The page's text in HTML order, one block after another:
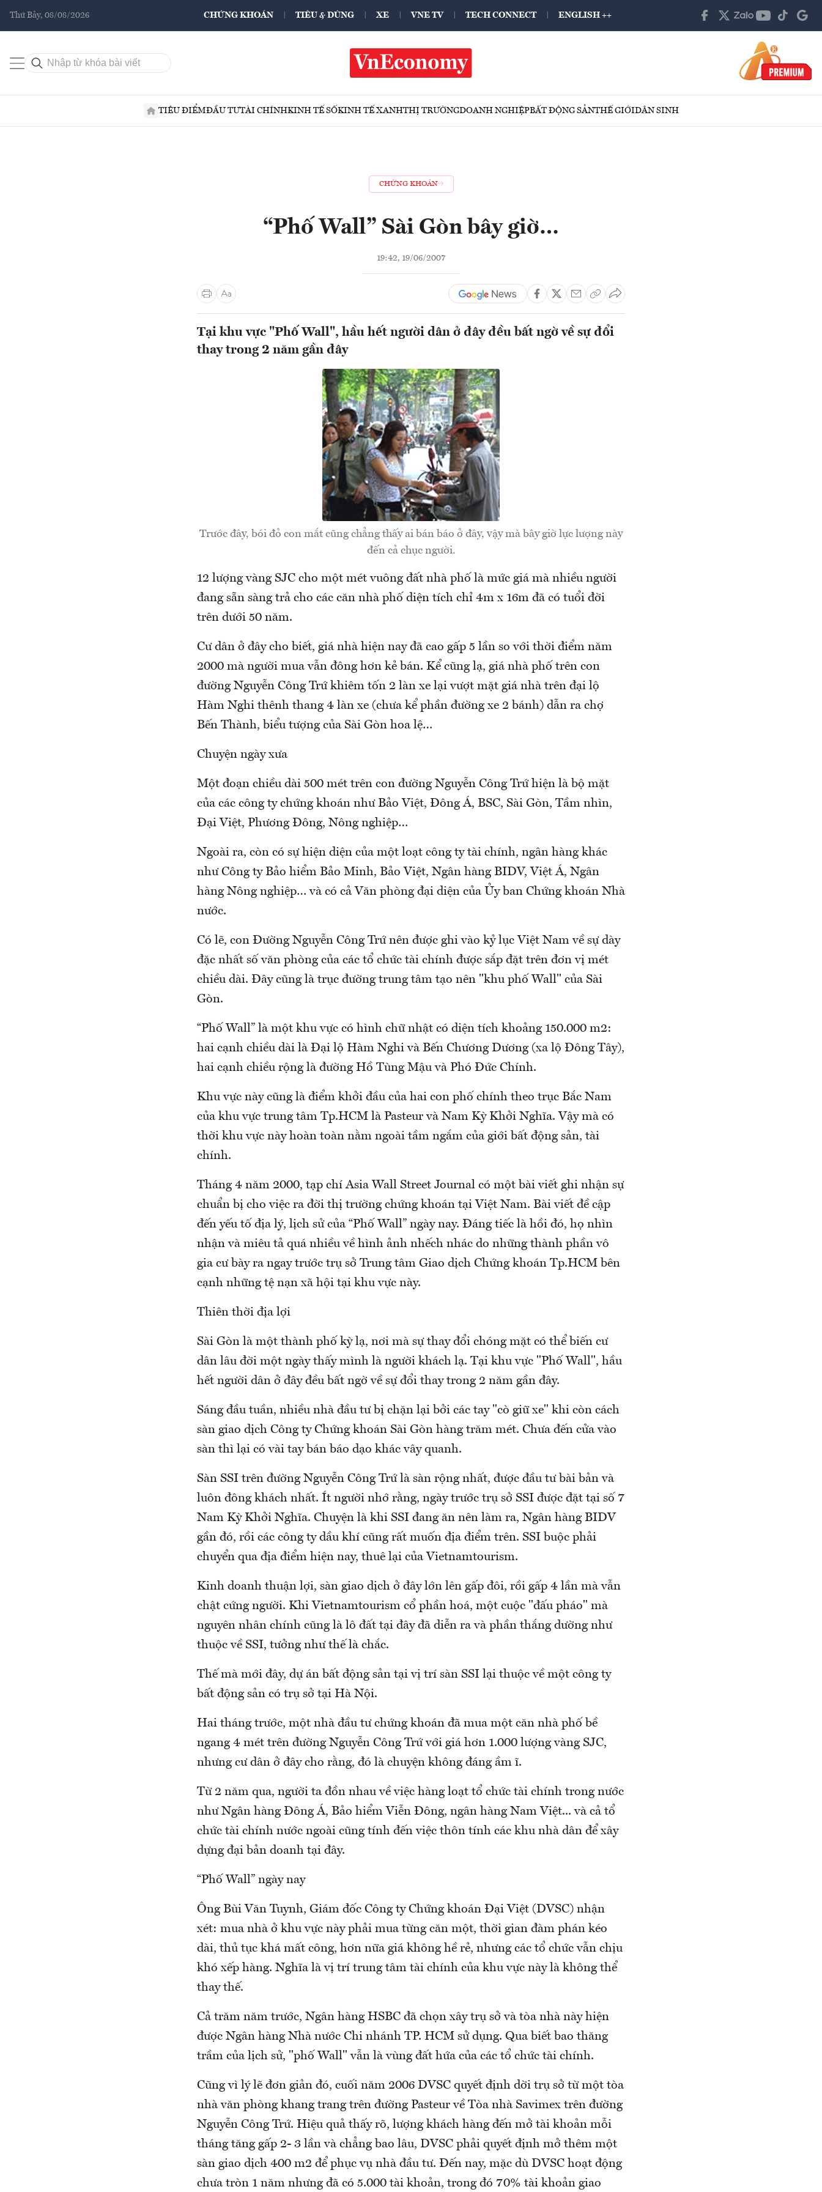
Thứ Bảy, 08/08/2026 CHỨNG KHOÁN TIÊU & DÙNG XE VNE TV TECH CONNECT ENGLISH ++
TIÊU ĐIỂMĐẦU TƯTÀI CHÍNHKINH TẾ SỐKINH TẾ XANHTHỊ TRƯỜNGDOANH NGHIỆPBẤT ĐỘNG SẢNTHẾ GIỚIDÂN SINH
CHỨNG KHOÁN
“Phố Wall” Sài Gòn bây giờ…
19:42, 19/06/2007
Tại khu vực "Phố Wall", hầu hết người dân ở đây đều bất ngờ về sự đổi
thay trong 2 năm gần đây
Trước đây, bói đỏ con mắt cũng chẳng thấy ai bán báo ở đây, vậy mà bây giờ lực lượng này
đến cả chục người.
12 lượng vàng SJC cho một mét vuông đất nhà phố là mức giá mà nhiều người
đang sẵn sàng trả cho các căn nhà phố diện tích chỉ 4m x 16m đã có tuổi đời
trên dưới 50 năm.
Cư dân ở đây cho biết, giá nhà hiện nay đã cao gấp 5 lần so với thời điểm năm
2000 mà người mua vẫn đông hơn kẻ bán. Kể cũng lạ, giá nhà phố trên con
đường Nguyễn Công Trứ khiêm tốn 2 làn xe lại vượt mặt giá nhà trên đại lộ
Hàm Nghi thênh thang 4 làn xe (chưa kể phần đường xe 2 bánh) dẫn ra chợ
Bến Thành, biểu tượng của Sài Gòn hoa lệ…
Chuyện ngày xưa
Một đoạn chiều dài 500 mét trên con đường Nguyễn Công Trứ hiện là bộ mặt
của các công ty chứng khoán như Bảo Việt, Đông Á, BSC, Sài Gòn, Tầm nhìn,
Đại Việt, Phương Đông, Nông nghiệp…
Ngoài ra, còn có sự hiện diện của một loạt công ty tài chính, ngân hàng khác
như Công ty Bảo hiểm Bảo Minh, Bảo Việt, Ngân hàng BIDV, Việt Á, Ngân
hàng Nông nghiệp… và có cả Văn phòng đại diện của Ủy ban Chứng khoán Nhà
nước.
Có lẽ, con Đường Nguyễn Công Trứ nên được ghi vào kỷ lục Việt Nam về sự dày
đặc nhất số văn phòng của các tổ chức tài chính được sắp đặt trên đơn vị mét
chiều dài. Đây cũng là trục đường trung tâm tạo nên "khu phố Wall" của Sài
Gòn.
“Phố Wall” là một khu vực có hình chữ nhật có diện tích khoảng 150.000 m2:
hai cạnh chiều dài là Đại lộ Hàm Nghi và Bến Chương Dương (xa lộ Đông Tây),
hai cạnh chiều rộng là đường Hồ Tùng Mậu và Phó Đức Chính.
Khu vực này cũng là điểm khởi đầu của hai con phố chính theo trục Bắc Nam
của khu vực trung tâm Tp.HCM là Pasteur và Nam Kỳ Khởi Nghĩa. Vậy mà có
thời khu vực này hoàn toàn nằm ngoài tầm ngắm của giới bất động sản, tài
chính.
Tháng 4 năm 2000, tạp chí Asia Wall Street Journal có một bài viết ghi nhận sự
chuẩn bị cho việc ra đời thị trường chứng khoán tại Việt Nam. Bài viết đề cập
đến yếu tố địa lý, lịch sử của “Phố Wall” ngày nay. Đáng tiếc là hồi đó, họ nhìn
nhận và miêu tả quá nhiều về hình ảnh nhếch nhác do những thành phần vô
gia cư bày ra ngay trước trụ sở Trung tâm Giao dịch Chứng khoán Tp.HCM bên
cạnh những tệ nạn xã hội tại khu vực này.
Thiên thời địa lợi
Sài Gòn là một thành phố kỳ lạ, nơi mà sự thay đổi chóng mặt có thể biến cư
dân lâu đời một ngày thấy mình là người khách lạ. Tại khu vực "Phố Wall", hầu
hết người dân ở đây đều bất ngờ về sự đổi thay trong 2 năm gần đây.
Sáng đầu tuần, nhiều nhà đầu tư bị chặn lại bởi các tay "cò giữ xe" khi còn cách
sàn giao dịch Công ty Chứng khoán Sài Gòn hàng trăm mét. Chưa đến cửa vào
sàn thì lại có vài tay bán báo dạo khác vây quanh.
Sàn SSI trên đường Nguyễn Công Trứ là sàn rộng nhất, được đầu tư bài bản và
luôn đông khách nhất. Ít người nhớ rằng, ngày trước trụ sở SSI được đặt tại số 7
Nam Kỳ Khởi Nghĩa. Chuyện là khi SSI đang ăn nên làm ra, Ngân hàng BIDV
gần đó, rồi các công ty dầu khí cũng rất muốn địa điểm trên. SSI buộc phải
chuyển qua địa điểm hiện nay, thuê lại của Vietnamtourism.
Kinh doanh thuận lợi, sàn giao dịch ở đây lớn lên gấp đôi, rồi gấp 4 lần mà vẫn
chật cứng người. Khi Vietnamtourism cổ phần hoá, một cuộc "đấu pháo" mà
nguyên nhân chính cũng là lô đất tại đây đã diễn ra và phần thắng dường như
thuộc về SSI, tưởng như thế là chắc.
Thế mà mới đây, dự án bất động sản tại vị trí sàn SSI lại thuộc về một công ty
bất động sản có trụ sở tại Hà Nội.
Hai tháng trước, một nhà đầu tư chứng khoán đã mua một căn nhà phố bề
ngang 4 mét trên đường Nguyễn Công Trứ với giá hơn 1.000 lượng vàng SJC,
nhưng cư dân ở đây cho rằng, đó là chuyện không đáng ầm ĩ.
Từ 2 năm qua, người ta đồn nhau về việc hàng loạt tổ chức tài chính trong nước
như Ngân hàng Đông Á, Bảo hiểm Viễn Đông, ngân hàng Nam Việt... và cả tổ
chức tài chính nước ngoài cũng tính đến việc thôn tính các khu nhà dân để xây
dựng đại bản doanh tại đây.
“Phố Wall” ngày nay
Ông Bùi Văn Tuynh, Giám đốc Công ty Chứng khoán Đại Việt (DVSC) nhận
xét: mua nhà ở khu vực này phải mua từng căn một, thời gian đàm phán kéo
dài, thủ tục khá mất công, hơn nữa giá không hề rẻ, nhưng các tổ chức vẫn chịu
khó xếp hàng. Nghĩa là vị trí trung tâm tài chính của khu vực này là không thể
thay thế.
Cả trăm năm trước, Ngân hàng HSBC đã chọn xây trụ sở và tòa nhà này hiện
được Ngân hàng Nhà nước Chi nhánh TP. HCM sử dụng. Qua biết bao thăng
trầm của lịch sử, "phố Wall" vẫn là vùng đất hứa của các tổ chức tài chính.
Cũng vì lý lẽ đơn giản đó, cuối năm 2006 DVSC quyết định dời trụ sở từ một tòa
nhà văn phòng khang trang trên đường Pasteur về Tòa nhà Savimex trên đường
Nguyễn Công Trứ. Hiệu quả thấy rõ, lượng khách hàng đến mở tài khoản mỗi
tháng tăng gấp 2- 3 lần và chẳng bao lâu, DVSC phải quyết định mở thêm một
sàn giao dịch 400 m2 để phục vụ nhà đầu tư. Đến nay, mặc dù DVSC hoạt động
chưa tròn 1 năm nhưng đã có 5.000 tài khoản, trong đó 70% tài khoản giao